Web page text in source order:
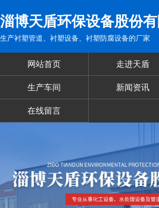
淄博天盾环保设备股份有
生产衬塑管道、衬塑设备、衬塑防腐设备的厂家
网站首页 走进天盾
生产车间 新闻资讯
在线留言